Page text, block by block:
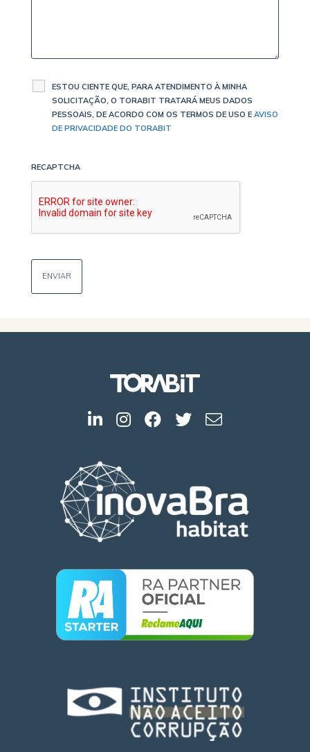
ESTOU CIENTE QUE, PARA ATENDIMENTO À MINHA
SOLICITAÇÃO, O TORABIT TRATARÁ MEUS DADOS
PESSOAIS, DE ACORDO COM OS TERMOS DE USO E AVISO
DE PRIVACIDADE DO TORABIT
RECAPTCHA